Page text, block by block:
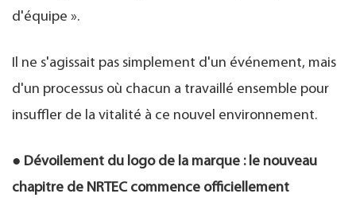
d'équipe ».
Il ne s'agissait pas simplement d'un événement, mais
d'un processus où chacun a travaillé ensemble pour
insuffler de la vitalité à ce nouvel environnement.
● Dévoilement du logo de la marque : le nouveau
chapitre de NRTEC commence officiellement